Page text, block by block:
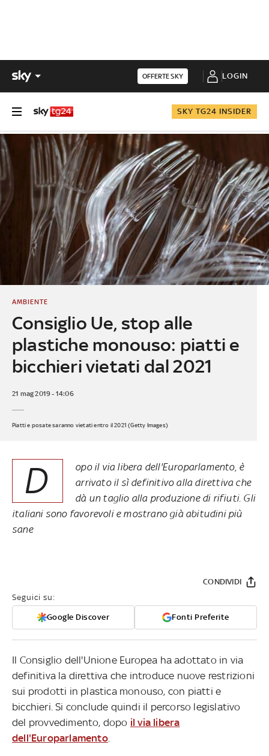
OFFERTE SKY LOGIN
SKY TG24 INSIDER
Consiglio Ue, stop alle
plastiche monouso: piatti e
bicchieri vietati dal 2021
AMBIENTE
21 mag 2019 - 14:06
Piatti e posate saranno vietati entro il 2021 (Getty Images)
D opo il via liberadell'Europarlamento, è
arrivato il sì definitivo alla direttiva che
dà un taglio alla produzione di rifiuti. Gli
italiani sono favorevoli e mostrano già abitudini più
sane
Seguici su:
Google Discover Fonti Preferite
CONDIVIDI
Il Consiglio dell'Unione Europea ha adottato in via
definitiva la direttiva che introduce nuove restrizioni
sui prodotti in plastica monouso, con piatti e
bicchieri. Si conclude quindi il percorso legislativo
del provvedimento, dopo il via libera
dell'Europarlamento.